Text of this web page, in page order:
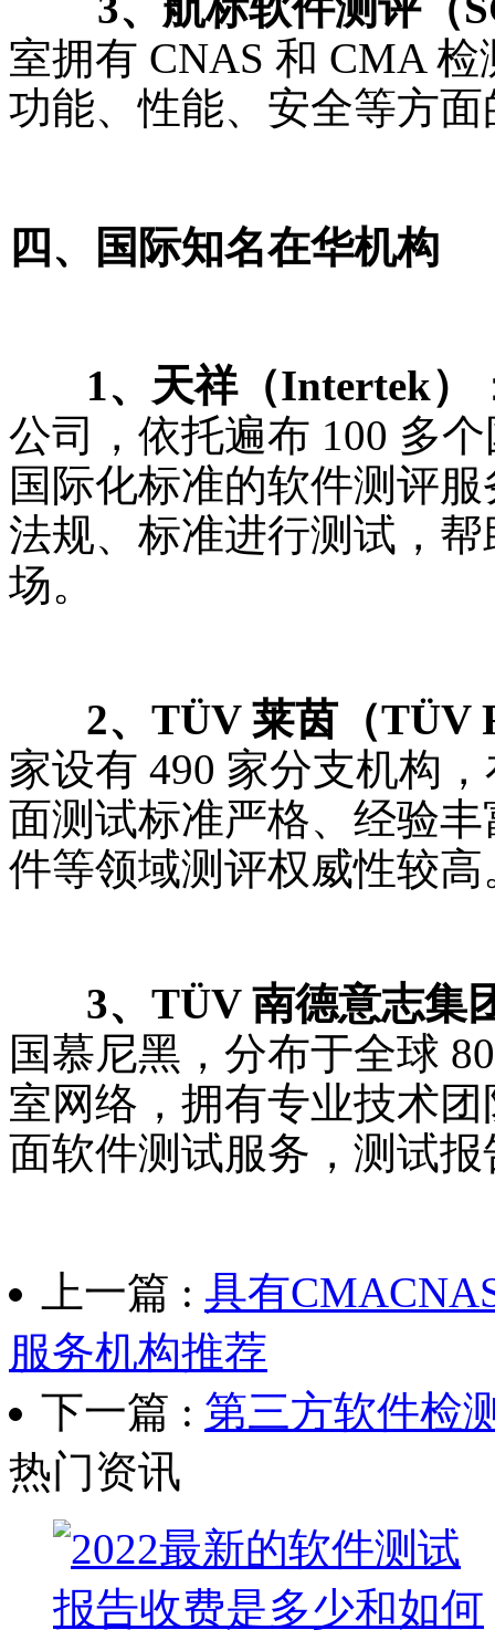
室拥有 CNAS 和 CMA
功能、性能、安全等方
四、国际知名在华机构
1、天祥（Intertek）
公司，依托遍布 100 多
国际化标准的软件测评
法规、标准进行测试，
场。
2、TÜV 莱茵（TÜV
家设有 490 家分支机构
面测试标准严格、经验
件等领域测评权威性较高
3、TÜV 南德意志集
国慕尼黑，分布于全球
室网络，拥有专业技术
面软件测试服务，测试
上一篇 : 具有
服务机构推荐
下一篇 : 第三方软件检
热门资讯